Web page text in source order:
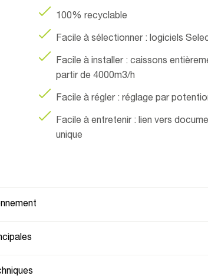
100% recyclable
Facile à sélectionner : logiciels
Facile à installer : caissons
partir de 4000m3/h
Facile à régler : réglage par
Facile à entretenir : lien vers
unique